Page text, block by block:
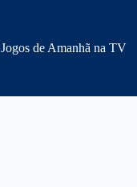
Jogos de Amanhã na TV